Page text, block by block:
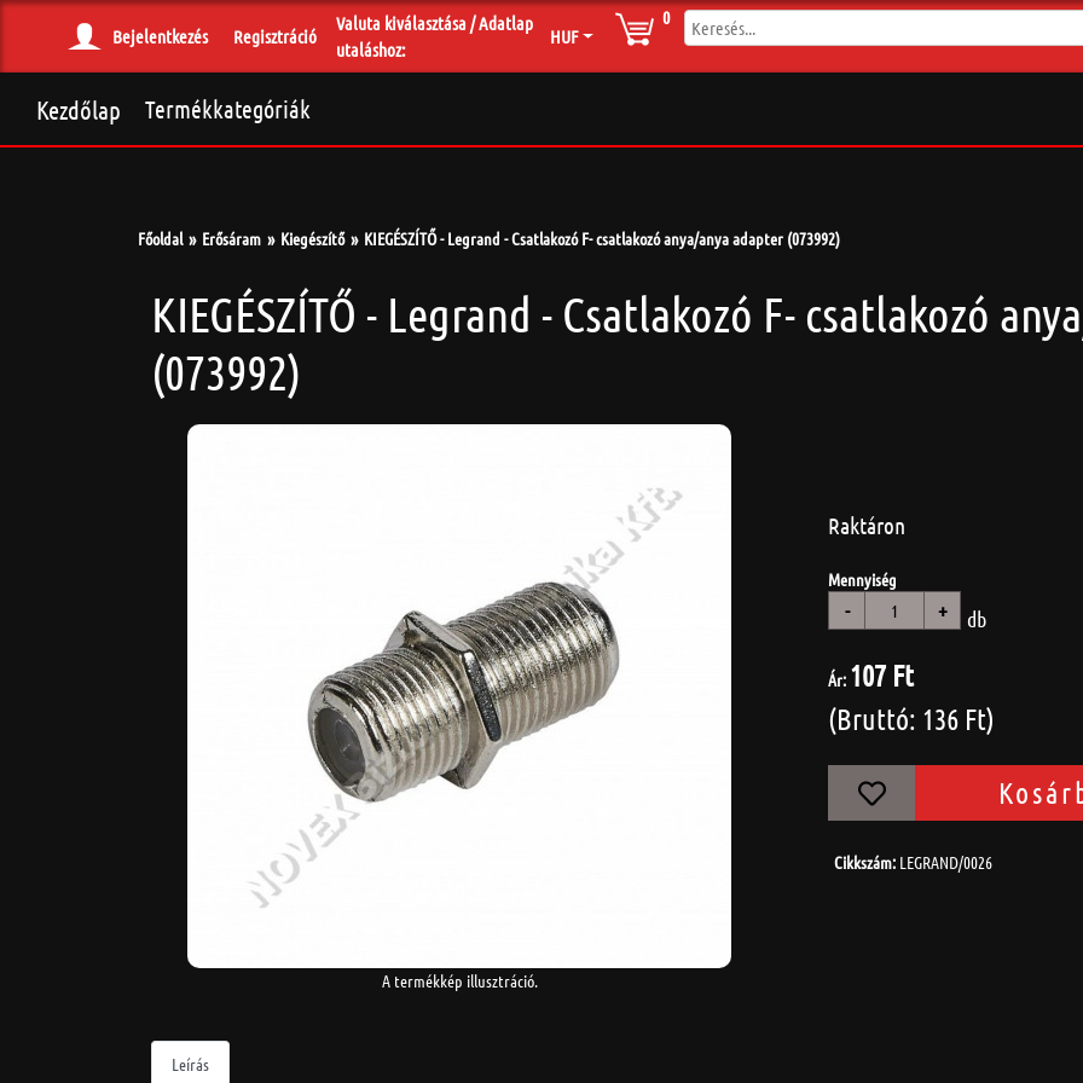
Bejelentkezés Regisztráció
Valuta kiválasztása / Adatlap
utaláshoz:
HUF
0
Termékkategóriák
Kezdőlap
Főoldal Erősáram Kiegészítő KIEGÉSZÍTŐ - Legrand - Csatlakozó F- csatlakozó anya/anya adapter (073992)
KIEGÉSZÍTŐ - Legrand - Csatlakozó F- csatlakozó
(073992)
A termékkép illusztráció.
Raktáron
Mennyiség
- + db
Ár: 107 Ft
(Bruttó: 136 Ft)
Cikkszám: LEGRAND/0026
Leírás